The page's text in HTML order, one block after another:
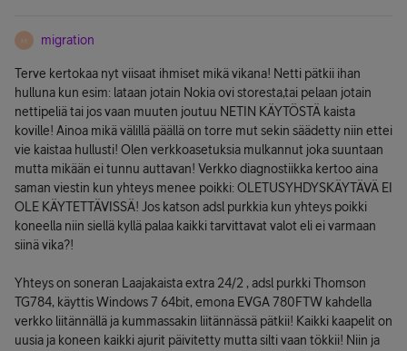
M migration
Terve kertokaa nyt viisaat ihmiset mikä vikana! Netti pätkii ihan
hulluna kun esim: lataan jotain Nokia ovi storesta,tai pelaan jotain
nettipeliä tai jos vaan muuten joutuu NETIN KÄYTÖSTÄ kaista
koville! Ainoa mikä välillä päällä on torre mut sekin säädetty niin ettei
vie kaistaa hullusti! Olen verkkoasetuksia mulkannut joka suuntaan
mutta mikään ei tunnu auttavan! Verkko diagnostiikka kertoo aina
saman viestin kun yhteys menee poikki: OLETUSYHDYSKÄYTÄVÄ EI
OLE KÄYTETTÄVISSÄ! Jos katson adsl purkkia kun yhteys poikki
koneella niin siellä kyllä palaa kaikki tarvittavat valot eli ei varmaan
siinä vika?!
Yhteys on soneran Laajakaista extra 24/2 , adsl purkki Thomson
TG784, käyttis Windows 7 64bit, emona EVGA 780FTW kahdella
verkko liitännällä ja kummassakin liitännässä pätkii! Kaikki kaapelit on
uusia ja koneen kaikki ajurit päivitetty mutta silti vaan tökkii! Niin ja